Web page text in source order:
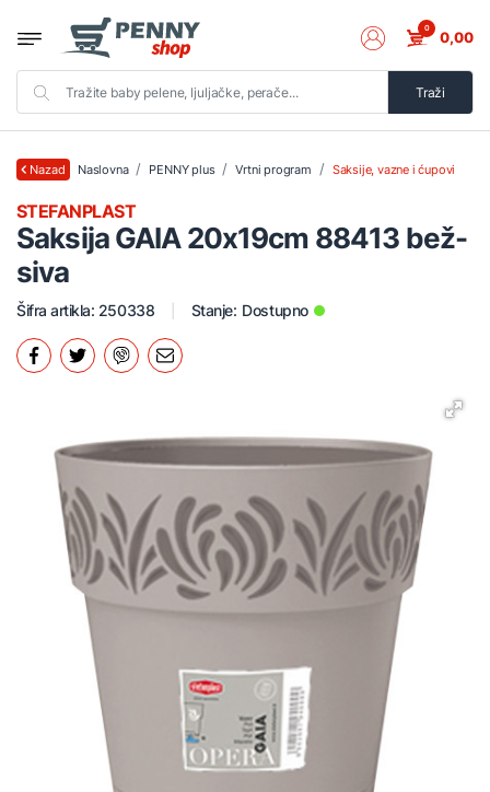
Traži
0 0,00
Nazad Naslovna PENNY plus Vrtni program Saksije, vazne i ćupovi
Saksija GAIA 20x19cm 88413 bež-
siva
STEFANPLAST
Šifra artikla: 250338 Stanje: Dostupno